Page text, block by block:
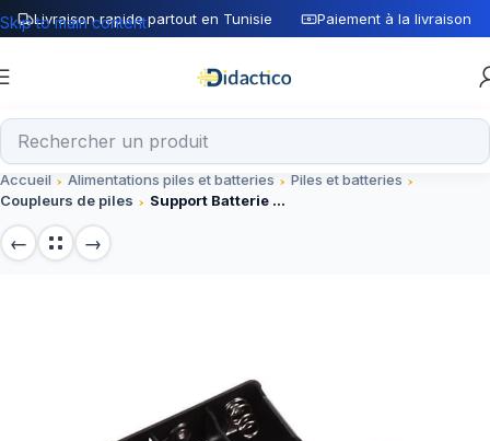
Livraison rapide partout en Tunisie Paiement à la livraison
Skip to main content
Accueil Alimentations piles et batteries
Piles et batteries
Coupleurs de piles
Support Batterie 4 x 18650